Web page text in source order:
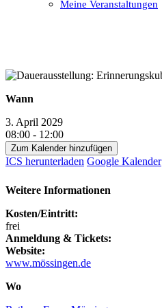
Meine Veranstaltungen
Wann
3. April 2029
08:00 - 12:00
Zum Kalender hinzufügen
ICS herunterladen Google Kalender
Weitere Informationen
Kosten/Eintritt:
frei
Anmeldung & Tickets:
Website:
www.mössingen.de
Wo